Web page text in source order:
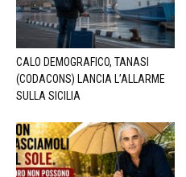
CALO DEMOGRAFICO, TANASI
(CODACONS) LANCIA L’ALLARME
SULLA SICILIA